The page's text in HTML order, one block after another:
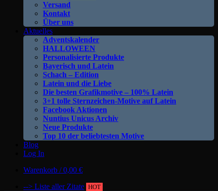
Versand
Kontakt
Über uns
Aktuelles
Adventskalender
HALLOWEEN
Personalisierte Produkte
Bayerisch und Latein
Schach – Edition
Latein und die Liebe
Die besten Grafikmotive – 100% Latein
3+1 tolle Sternzeichen-Motive auf Latein
Facebook Aktionen
Nuntius Unicus Archiv
Neue Produkte
Top 10 der beliebtesten Motive
Blog
Log In
Warenkorb /0,00 €
--> Liste aller Zitate HOT